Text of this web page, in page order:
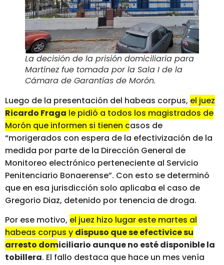
La decisión de la prisión domiciliaria para
Martínez fue tomada por la Sala I de la
Cámara de Garantías de Morón.
Luego de la presentación del habeas corpus, el juez
Ricardo Fraga le pidió a todos los magistrados de
Morón que informen si tienen casos de
“morigerados con espera de la efectivización de la
medida por parte de la Dirección General de
Monitoreo electrónico perteneciente al Servicio
Penitenciario Bonaerense”. Con esto se determinó
que en esa jurisdicción solo aplicaba el caso de
Gregorio Diaz, detenido por tenencia de droga.
Por ese motivo, el juez hizo lugar este martes al
habeas corpus y dispuso que se efectivice su
arresto domiciliario aunque no esté disponible la
tobillera. El fallo destaca que hace un mes venía